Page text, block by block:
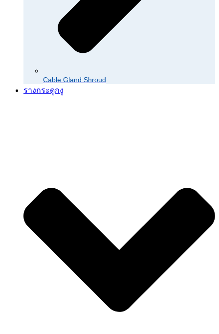
Cable Gland Shroud
รางกระดูกงู